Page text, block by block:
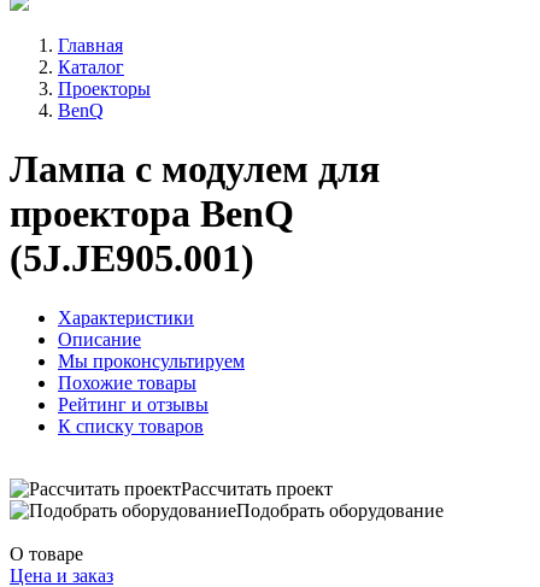
Главная
Каталог
Проекторы
BenQ
Лампа с модулем для
проектора BenQ
(5J.JE905.001)
Характеристики
Описание
Мы проконсультируем
Похожие товары
Рейтинг и отзывы
К списку товаров
Рассчитать проект
Подобрать оборудование
О товаре
Цена и заказ